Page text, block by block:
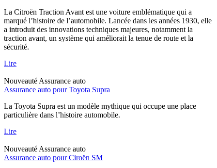
La Citroën Traction Avant est une voiture emblématique qui a
marqué l’histoire de l’automobile. Lancée dans les années 1930, elle
a introduit des innovations techniques majeures, notamment la
traction avant, un système qui améliorait la tenue de route et la
sécurité.
Lire
Nouveauté Assurance auto
Assurance auto pour Toyota Supra
La Toyota Supra est un modèle mythique qui occupe une place
particulière dans l’histoire automobile.
Lire
Nouveauté Assurance auto
Assurance auto pour Ciroën SM